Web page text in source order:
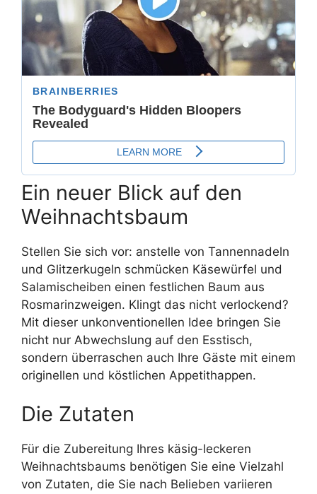
Ein neuer Blick auf den
Weihnachtsbaum
Stellen Sie sich vor: anstelle von Tannennadeln
und Glitzerkugeln schmücken Käsewürfel und
Salamischeiben einen festlichen Baum aus
Rosmarinzweigen. Klingt das nicht verlockend?
Mit dieser unkonventionellen Idee bringen Sie
nicht nur Abwechslung auf den Esstisch,
sondern überraschen auch Ihre Gäste mit einem
originellen und köstlichen Appetithappen.
Die Zutaten
Für die Zubereitung Ihres käsig-leckeren
Weihnachtsbaums benötigen Sie eine Vielzahl
von Zutaten, die Sie nach Belieben variieren